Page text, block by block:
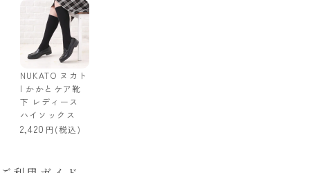
NUKATO ヌカト
| かかとケア靴
下 レディース
ハイソックス
2,420 (税込)